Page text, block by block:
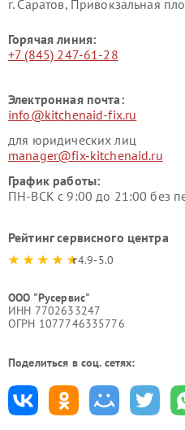
г. Саратов, Привокзальная
Горячая линия:
+7 (845) 247-61-28
Электронная почта:
info@kitchenaid-fix.ru
для юридических лиц
manager@fix-kitchenaid.ru
График работы:
ПН-ВСК с 9:00 до 21:00 без
Рейтинг сервисного центра
4.9-5.0
ООО "Русервис"
ИНН 7702633247
ОГРН 1077746335776
Поделиться в соц. сетях: